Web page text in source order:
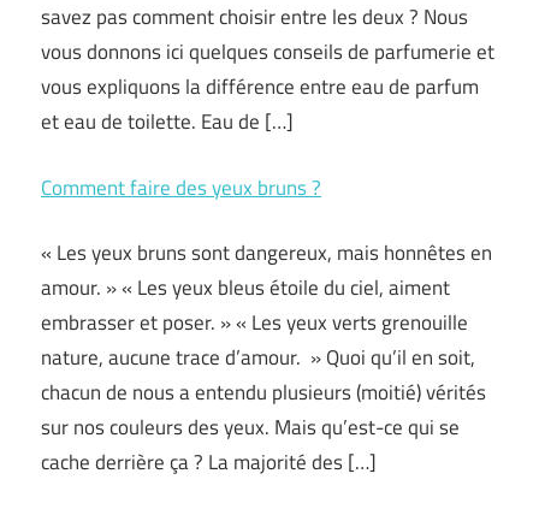
savez pas comment choisir entre les deux ? Nous
vous donnons ici quelques conseils de parfumerie et
vous expliquons la différence entre eau de parfum
et eau de toilette. Eau de […]
Comment faire des yeux bruns ?
« Les yeux bruns sont dangereux, mais honnêtes en
amour. » « Les yeux bleus étoile du ciel, aiment
embrasser et poser. » « Les yeux verts grenouille
nature, aucune trace d’amour. » Quoi qu’il en soit,
chacun de nous a entendu plusieurs (moitié) vérités
sur nos couleurs des yeux. Mais qu’est-ce qui se
cache derrière ça ? La majorité des […]